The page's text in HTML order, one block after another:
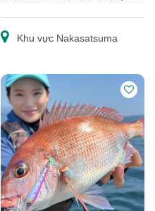
Sakurajima và Vịnh Kinko.
Khu vực Nakasatsuma